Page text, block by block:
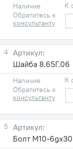
Наличие
Обратитесь к
консультанту
К
4
Шайба 8.65Г.06
Наличие
Обратитесь к
консультанту
К
5
Болт М10-